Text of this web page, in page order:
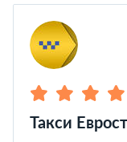
Такси